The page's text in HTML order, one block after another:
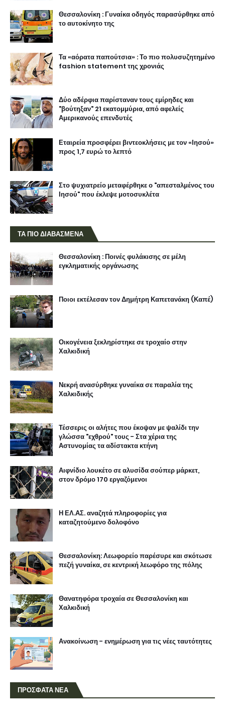
Θεσσαλονίκη : Γυναίκα οδηγός παρασύρθηκε από
το αυτοκίνητο της
Τα «αόρατα παπούτσια» : Το πιο πολυσυζητημένο
fashion statement της χρονιάς
Δύο αδέρφια παρίσταναν τους εμίρηδες και
"βούτηξαν" 21 εκατομμύρια, από αφελείς
Αμερικανούς επενδυτές
Εταιρεία προσφέρει βιντεοκλήσεις με τον «Ιησού»
προς 1,7 ευρώ το λεπτό
Στο ψυχιατρείο μεταφέρθηκε ο "απεσταλμένος του
Ιησού" που έκλεψε μοτοσυκλέτα
ΤΑ ΠΙΟ ΔΙΑΒΑΣΜΕΝΑ
Θεσσαλονίκη : Ποινές φυλάκισης σε μέλη
εγκληματικής οργάνωσης
Ποιοι εκτέλεσαν τον Δημήτρη Καπετανάκη (Καπέ)
Οικογένεια ξεκληρίστηκε σε τροχαίο στην
Χαλκιδική
Νεκρή ανασύρθηκε γυναίκα σε παραλία της
Χαλκιδικής
Τέσσερις οι αλήτες που έκοψαν με ψαλίδι την
γλώσσα "εχθρού" τους - Στα χέρια της
Αστυνομίας τα αδίστακτα κτήνη
Αιφνίδιο λουκέτο σε αλυσίδα σούπερ μάρκετ,
στον δρόμο 170 εργαζόμενοι
Η ΕΛ.ΑΣ. αναζητά πληροφορίες για
καταζητούμενο δολοφόνο
Θεσσαλονίκη: Λεωφορείο παρέσυρε και σκότωσε
πεζή γυναίκα, σε κεντρική λεωφόρο της πόλης
Θανατηφόρα τροχαία σε Θεσσαλονίκη και
Χαλκιδική
Ανακοίνωση - ενημέρωση για τις νέες ταυτότητες
ΠΡΟΣΦΑΤΑ ΝΕΑ